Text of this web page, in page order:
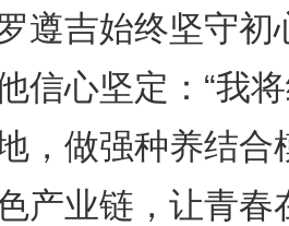
遵吉始终坚守初
信心坚定：“我
，做强种养结合
产业链，让青春